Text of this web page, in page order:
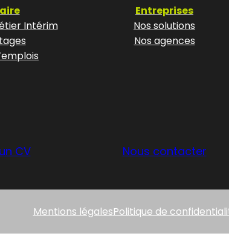
Intérim
CV
Entreprises
Nos solutions
Nos agences
Nous contacter
Mentions légalesPolitique de